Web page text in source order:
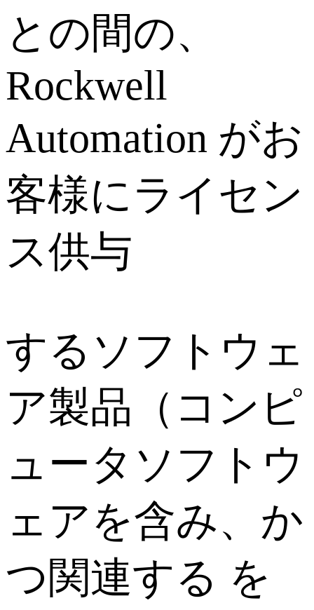
との間の、
Rockwell
Automation がお
客様にライセン
ス供与
するソフトウェ
ア製品（コンピ
ュータソフトウ
ェアを含み、か
つ関連する を